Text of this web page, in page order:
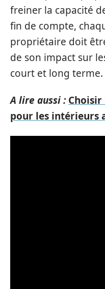
freiner la capacité
fin de compte,
propriétaire doit
de son impact sur
court et long terme.
A lire aussi :
pour les intérieurs